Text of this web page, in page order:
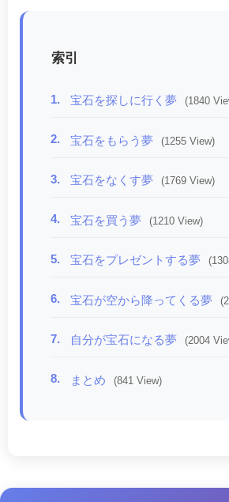
索引
1. 宝石を探しに行く夢 (1840
2. 宝石をもらう夢 (1255 View)
3. 宝石をなくす夢 (1769 View)
4. 宝石を買う夢 (1210 View)
5. 宝石をプレゼントする夢
6. 宝石が空から降ってくる夢
7. 自分が宝石になる夢 (2004
8. まとめ (841 View)